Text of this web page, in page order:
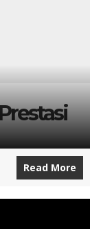
Read More